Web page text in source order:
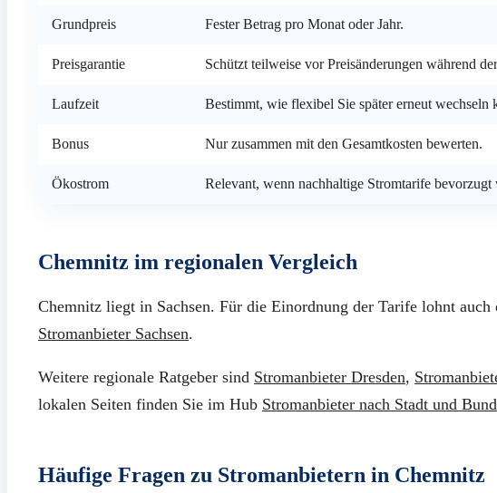
Grundpreis Fester Betrag pro Monat oder Jahr.
Preisgarantie Schützt teilweise vor Preisänderungen während
Laufzeit Bestimmt, wie flexibel Sie später erneut wechseln
Bonus Nur zusammen mit den Gesamtkosten bewerten.
Ökostrom Relevant, wenn nachhaltige Stromtarife bevorzugt
Chemnitz im regionalen Vergleich
Chemnitz liegt in Sachsen. Für die Einordnung der Tarife lohnt
Stromanbieter Sachsen.
Weitere regionale Ratgeber sind Stromanbieter Dresden,
lokalen Seiten finden Sie im Hub Stromanbieter nach Stadt und
Häufige Fragen zu Stromanbietern in Chemnitz